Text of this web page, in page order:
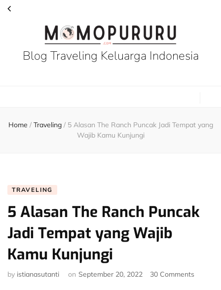
Blog Traveling Keluarga Indonesia
Home / Traveling / 5 Alasan The Ranch Puncak Jadi Tempat yang
Wajib Kamu Kunjungi
TRAVELING
5 Alasan The Ranch Puncak
Jadi Tempat yang Wajib
Kamu Kunjungi
by istianasutanti on September 20, 2022 30 Comments